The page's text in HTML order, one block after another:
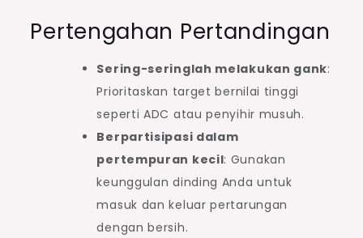
Pertengahan Pertandingan
Sering-seringlah melakukan gank:
Prioritaskan target bernilai tinggi
seperti ADC atau penyihir musuh.
Berpartisipasi dalam
pertempuran kecil: Gunakan
keunggulan dinding Anda untuk
masuk dan keluar pertarungan
dengan bersih.